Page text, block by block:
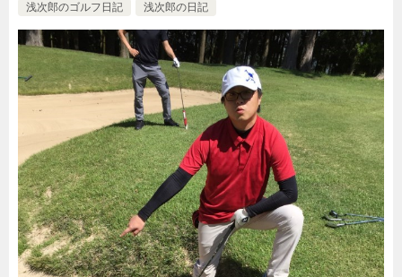
浅次郎のゴルフ日記
浅次郎の日記